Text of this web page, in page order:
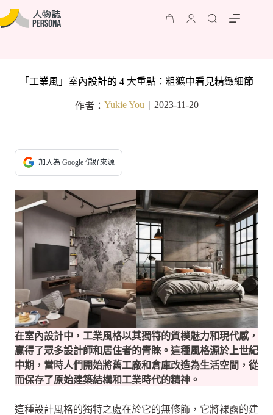
「工業風」室內設計的 4 大重點：粗獷中看見精緻細節
作者： Yukie You｜ 2023-11-20
加入為 Google 偏好來源
在室內設計中，工業風格以其獨特的質樸魅力和現代感，
贏得了眾多設計師和居住者的青睞。這種風格源於上世紀
中期，當時人們開始將舊工廠和倉庫改造為生活空間，從
而保存了原始建築結構和工業時代的精神。
這種設計風格的獨特之處在於它的無修飾，它將裸露的建